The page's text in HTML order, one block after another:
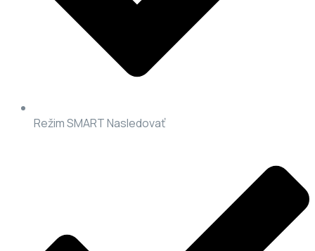
Režim SMART Nasledovať